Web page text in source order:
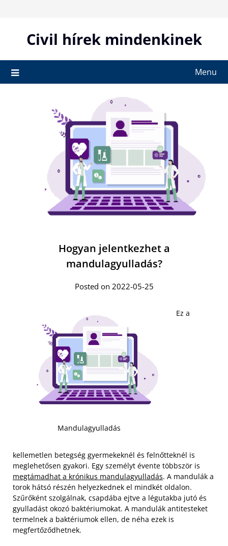
contentCivil hírek mindenkinek
Menu
Hogyan jelentkezhet a
mandulagyulladás?
Posted on 2022-05-25
Mandulagyulladás
Ez a
kellemetlen betegség gyermekeknél és felnőtteknél is
meglehetősen gyakori. Egy személyt évente többször is
megtámadhat a krónikus mandulagyulladás. A mandulák a
torok hátsó részén helyezkednek el mindkét oldalon.
Szűrőként szolgálnak, csapdába ejtve a légutakba jutó és
gyulladást okozó baktériumokat. A mandulák antitesteket
termelnek a baktériumok ellen, de néha ezek is
megfertőződhetnek.